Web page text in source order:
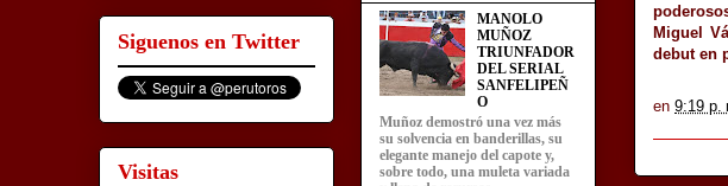
Miguel
debut en
en 9:19 p.
Siguenos en Twitter
Visitas
MANOLO
MUÑOZ
TRIUNFADOR
DEL SERIAL
SANFELIPEÑ
O
Muñoz demostró una vez más
su solvencia en banderillas, su
elegante manejo del capote y,
sobre todo, una muleta variada